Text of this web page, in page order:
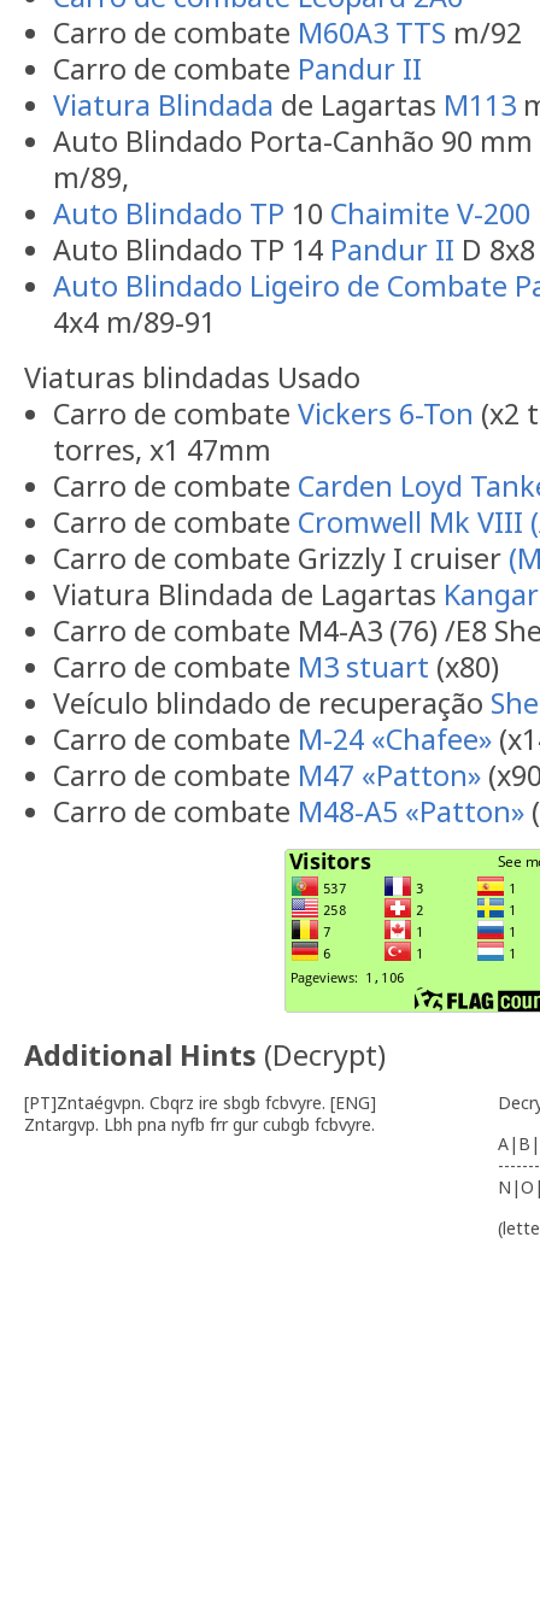
Carro de combate M60A3 TTS m/92
Carro de combate Pandur II
Viatura Blindada de Lagartas M113
Auto Blindado Porta-Canhão 90 mm
m/89,
Auto Blindado TP 10 Chaimite V-200
Auto Blindado TP 14 Pandur II D
Auto Blindado Ligeiro de Combate
4x4 m/89-91
Viaturas blindadas Usado
Carro de combate Vickers 6-Ton (x2
torres, x1 47mm
Carro de combate Carden Loyd
Carro de combate Cromwell Mk VIII
Carro de combate Grizzly I cruiser
Viatura Blindada de Lagartas
Carro de combate M4-A3 (76) /E8
Carro de combate M3 stuart (x80)
Veículo blindado de recuperação
Carro de combate M-24 «Chafee»
Carro de combate M47 «Patton»
Carro de combate M48-A5 «Patton»
Additional Hints (Decrypt)
[PT]Zntaégvpn. Cbqrz ire sbgb fcbvyre. [ENG]
Zntargvp. Lbh pna nyfb frr gur cubgb fcbvyre.